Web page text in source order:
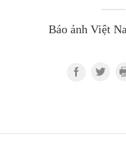
Báo ảnh Việt